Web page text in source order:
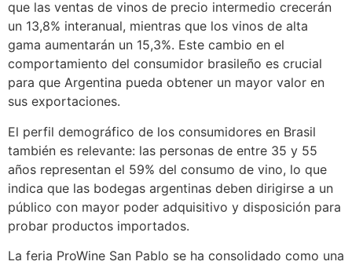
que las ventas de vinos de precio intermedio crecerán
un 13,8% interanual, mientras que los vinos de alta
gama aumentarán un 15,3%. Este cambio en el
comportamiento del consumidor brasileño es crucial
para que Argentina pueda obtener un mayor valor en
sus exportaciones.
El perfil demográfico de los consumidores en Brasil
también es relevante: las personas de entre 35 y 55
años representan el 59% del consumo de vino, lo que
indica que las bodegas argentinas deben dirigirse a un
público con mayor poder adquisitivo y disposición para
probar productos importados.
La feria ProWine San Pablo se ha consolidado como una